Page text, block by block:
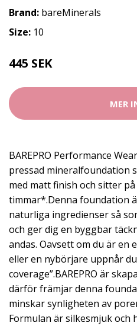
Brand: bareMinerals
Size: 10
445 SEK
MER
BAREPRO Performance
pressad mineralfoundation
med matt finish och sitter
timmar*.Denna foundation
naturliga ingredienser så
och ger dig en byggbar
andas. Oavsett om du är en
eller en nybörjare uppnår
coverage”.BAREPRO är
därför främjar denna
minskar synligheten av
Formulan är silkesmjuk och